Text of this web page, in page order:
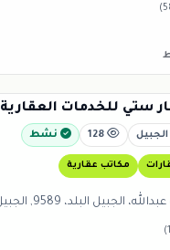
ستي للخدمات العقارية
الجبيل نشط
مكاتب عقارية